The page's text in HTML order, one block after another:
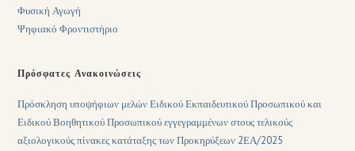
Φυσική Αγωγή
Ψηφιακό Φροντιστήριο
Πρόσφατες Ανακοινώσεις
Πρόσκληση υποψήφιων μελών Ειδικού Εκπαιδευτικού Προσωπικού και
Ειδικού Βοηθητικού Προσωπικού εγγεγραμμένων στους τελικούς
αξιολογικούς πίνακες κατάταξης των Προκηρύξεων 2ΕΑ/2025